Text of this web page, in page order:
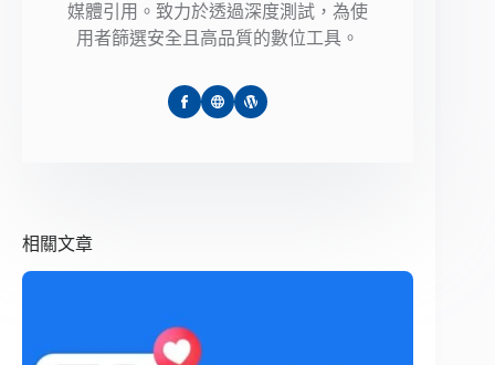
媒體引用。致力於透過深度測試，為使
用者篩選安全且高品質的數位工具。
相關文章